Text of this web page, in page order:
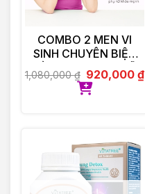
COMBO 2 MEN VI
SINH CHUYÊN BIỆT
DÀNH CHO PHỤ NỮ
NEUBIOTIC HER
1,080,000₫ 920,000₫